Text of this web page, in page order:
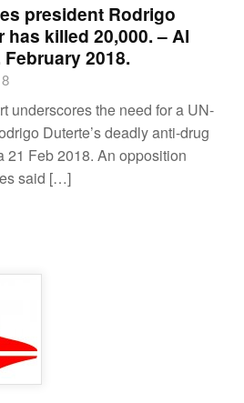
president Rodrigo
has killed 20,000. – Al
2018.
underscores the need for a UN-
Duterte’s deadly anti-drug
21 Feb 2018. An opposition
said […]